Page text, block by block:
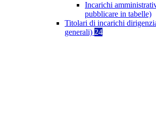
Incarichi
pubblicare in tabelle)
Titolari di incarichi
generali) 24